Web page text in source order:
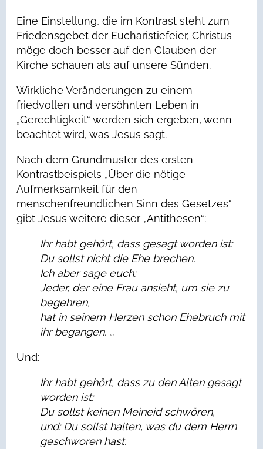
Eine Einstellung, die im Kontrast steht zum
Friedensgebet der Eucharistiefeier, Christus
möge doch besser auf den Glauben der
Kirche schauen als auf unsere Sünden.
Wirkliche Veränderungen zu einem
friedvollen und versöhnten Leben in
„Gerechtigkeit“ werden sich ergeben, wenn
beachtet wird, was Jesus sagt.
Nach dem Grundmuster des ersten
Kontrastbeispiels „Über die nötige
Aufmerksamkeit für den
menschenfreundlichen Sinn des Gesetzes“
gibt Jesus weitere dieser „Antithesen“:
Ihr habt gehört, dass gesagt worden ist:
Du sollst nicht die Ehe brechen.
Ich aber sage euch:
Jeder, der eine Frau ansieht, um sie zu
begehren,
hat in seinem Herzen schon Ehebruch mit
ihr begangen. …
Und:
Ihr habt gehört, dass zu den Alten gesagt
worden ist:
Du sollst keinen Meineid schwören,
und: Du sollst halten, was du dem Herrn
geschworen hast.